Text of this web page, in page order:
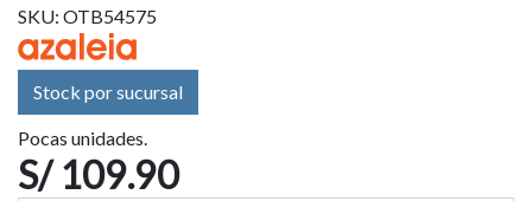
SKU: OTB54575
Stock por sucursal
Pocas unidades.
S/ 109.90